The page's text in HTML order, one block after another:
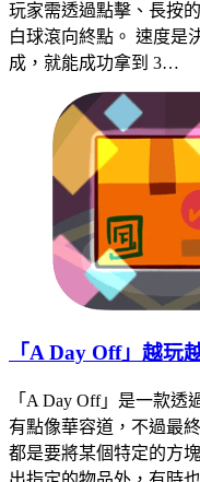
玩家需透過點擊、長按
白球滾向終點。 速度是
成，就能成功拿到 3…
「A Day Off」越玩
「A Day Off」是一款
有點像華容道，不過最
都是要將某個特定的方